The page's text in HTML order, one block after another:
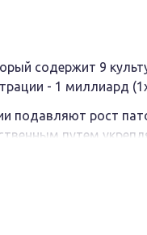
содержит 9
- 1 миллиард
подавляют рост
путем
Бэби, участвуют в